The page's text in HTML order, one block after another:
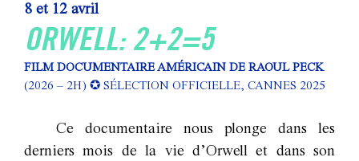
8 et 12 avril
ORWELL: 2+2=5
FILM DOCUMENTAIRE AMÉRICAIN DE RAOUL PECK
(2026 – 2H) ✪ SÉLECTION OFFICIELLE, CANNES 2025
Ce documentaire nous plonge dans les
derniers mois de la vie d’Orwell et dans son